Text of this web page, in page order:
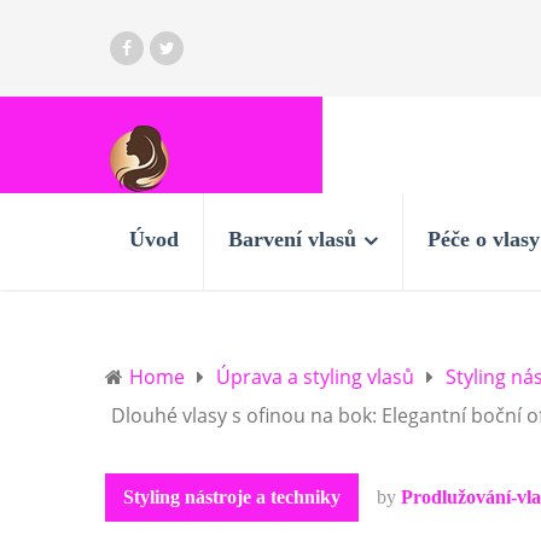
Úvod Barvení vlasů Péče o vlasy
Home Úprava a styling vlasů
Styling
Dlouhé vlasy s ofinou na bok: Elegantní boční
Styling nástroje a techniky by Prodlužování-